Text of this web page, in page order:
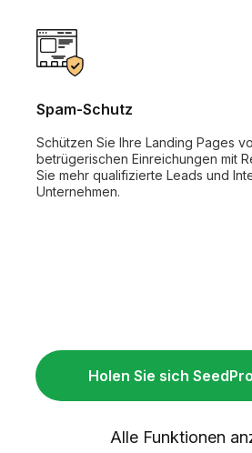
Spam-Schutz
Schützen Sie Ihre Landing Pages
betrügerischen Einreichungen mit
Sie mehr qualifizierte Leads und
Unternehmen.
Holen Sie sich
Alle Funktionen